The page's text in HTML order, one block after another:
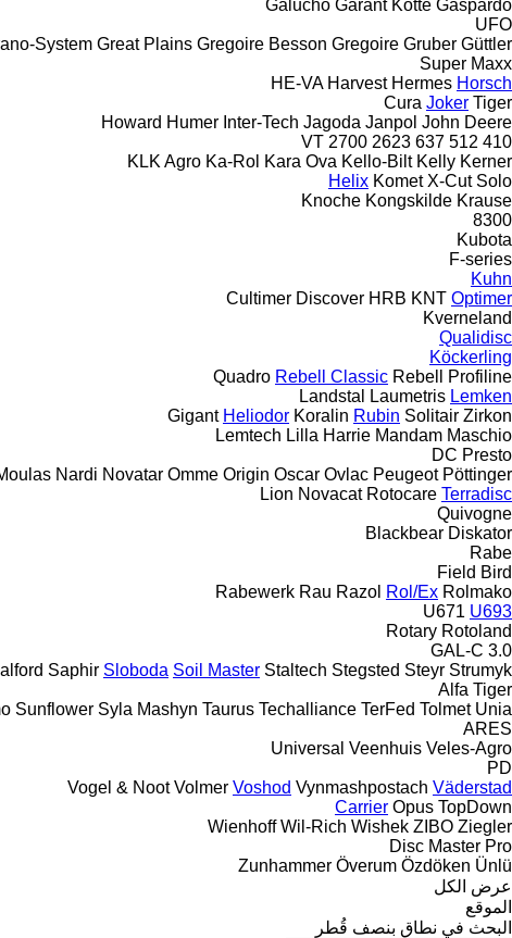
Galucho Garant Kotte Gaspardo
UFO
System Great Plains Gregoire Besson Gregoire Gruber Güttler
Super Maxx
HE-VA Harvest Hermes Horsch
Cura Joker Tiger
Howard Humer Inter-Tech Jagoda Janpol John Deere
410
512
637
2623 VT
2700
KLK Agro Ka-Rol Kara Ova Kello-Bilt Kelly Kerner
Helix Komet X-Cut Solo
Knoche Kongskilde Krause
8300
Kubota
F-series
Kuhn
Cultimer Discover HRB KNT Optimer
Kverneland
Qualidisc
Köckerling
Quadro Rebell Classic Rebell Profiline
Landstal
Laumetris Lemken
Gigant Heliodor Koralin Rubin Solitair Zirkon
Lemtech Lilla Harrie Mandam Maschio
DC Presto
Nardi Novatar Omme Origin Oscar Ovlac Peugeot Pöttinger
Lion Novacat Rotocare Terradisc
Quivogne
Blackbear Diskator
Rabe
Field Bird
Rabewerk Rau Razol Rol/Ex Rolmako
U671 U693
Rotary Rotoland
GAL-C 3.0
Saphir Sloboda Soil Master Staltech Stegsted Steyr Strumyk
Alfa Tiger
Sunflower Syla Mashyn Taurus Techalliance TerFed Tolmet Unia
ARES
Universal Veenhuis Veles-Agro
PD
Vogel & Noot Volmer Voshod Vynmashpostach Väderstad
Carrier Opus TopDown
Wienhoff Wil-Rich Wishek ZIBO Ziegler
Disc Master Pro
Zunhammer Överum Özdöken Ünlü
عرض الكل
الموقع
البحث في نطاق بنصف قُطر